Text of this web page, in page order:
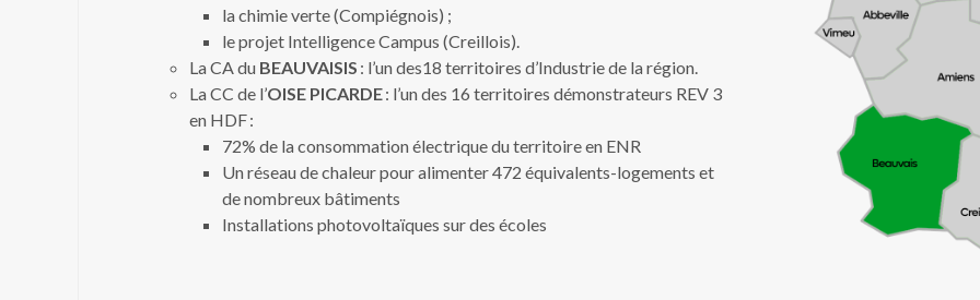
la chimie verte (Compiégnois) ;
le projet Intelligence Campus (Creillois).
La CA du BEAUVAISIS : l’un des18 territoires d’Industrie de la région.
La CC de l’OISE PICARDE: l’un des 16 territoires démonstrateurs REV 3
en HDF :
72% de la consommation électrique du territoire en ENR
Un réseau de chaleur pour alimenter 472 équivalents-logements et
de nombreux bâtiments
Installations photovoltaïques sur des écoles